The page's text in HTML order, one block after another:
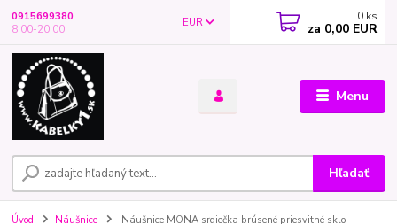
Menu
EUR
Hľadať
0915699380
8.00-20.00
0 ks
za 0,00 EUR
Úvod Náušnice Náušnice MONA srdiečka brúsené priesvitné sklo